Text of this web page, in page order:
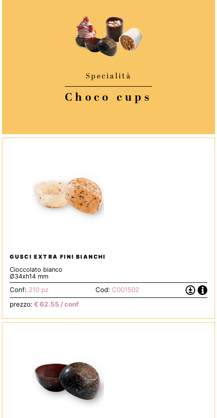
Specialità
Choco cups
GUSCI EXTRA FINI BIANCHI
Cioccolato bianco
Ø34xh14 mm
Conf: 210 pz Cod: C001502
Scarica
la
prezzo: €62.55 / conf